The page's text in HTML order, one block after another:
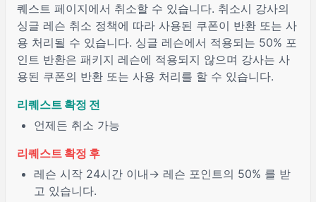
퀘스트 페이지에서 취소할 수 있습니다. 취소시 강사의
싱글 레슨 취소 정책에 따라 사용된 쿠폰이 반환 또는 사
용 처리될 수 있습니다. 싱글 레슨에서 적용되는 50% 포
인트 반환은 패키지 레슨에 적용되지 않으며 강사는 사
용된 쿠폰의 반환 또는 사용 처리를 할 수 있습니다.
리퀘스트 확정 전
언제든 취소 가능
리퀘스트 확정 후
레슨 시작 24시간 이내→ 레슨 포인트의 50% 를 받
고 있습니다.